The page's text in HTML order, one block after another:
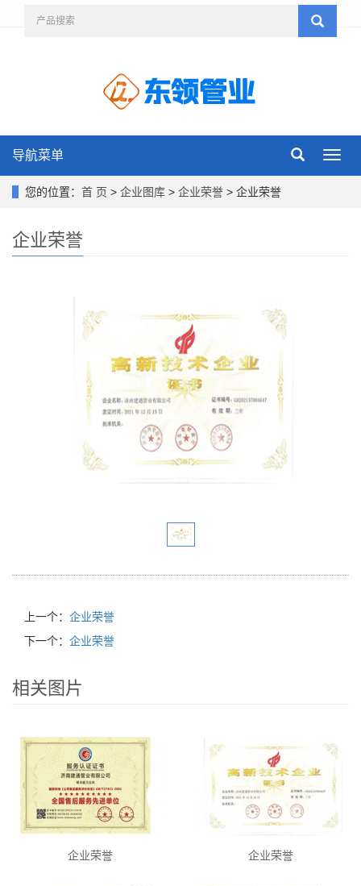
导
导航菜单
您的位置： 首 页 > 企业图库 > 企业荣誉 > 企业荣誉
企业荣誉
上一个： 企业荣誉
下一个： 企业荣誉
相关图片
企业荣誉 企业荣誉